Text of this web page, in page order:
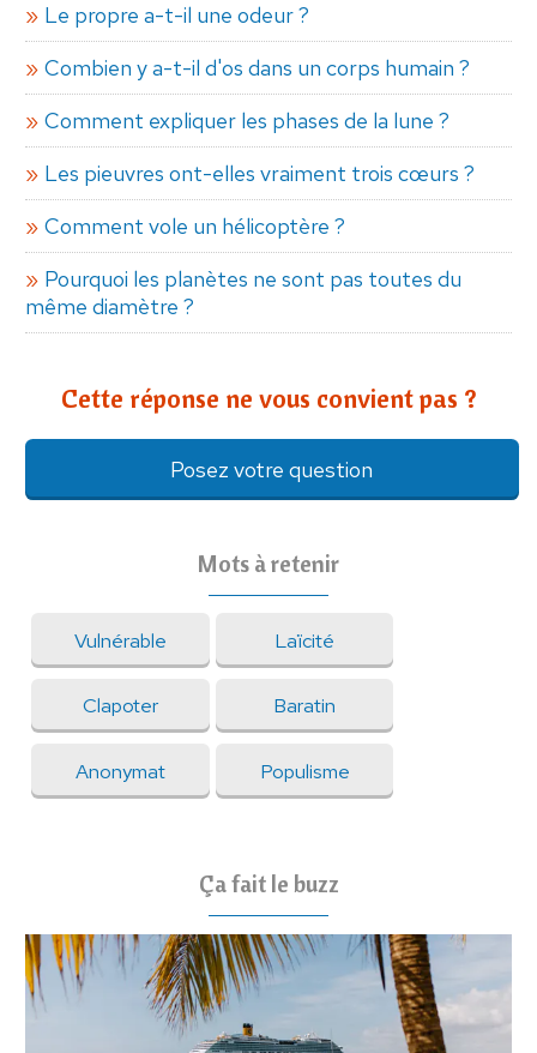
Le propre a-t-il une odeur ?
Combien y a-t-il d'os dans un corps humain ?
Comment expliquer les phases de la lune ?
Les pieuvres ont-elles vraiment trois cœurs ?
Comment vole un hélicoptère ?
Pourquoi les planètes ne sont pas toutes du
même diamètre ?
Cette réponse ne vous convient pas ?
Posez votre question
Mots à retenir
Vulnérable Laïcité
Clapoter Baratin
Anonymat Populisme
Ça fait le buzz